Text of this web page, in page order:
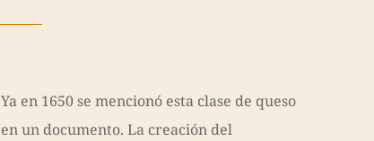
Ya en 1650 se mencionó esta clase de queso
en un documento. La creación del